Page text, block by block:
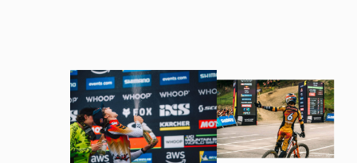
En autorisant ces services tiers, vous acceptez le dépôt et la
lecture de cookies et l'utilisation de technologies de suivi
nécessaires à leur bon fonctionnement.
Politique de confidentialité